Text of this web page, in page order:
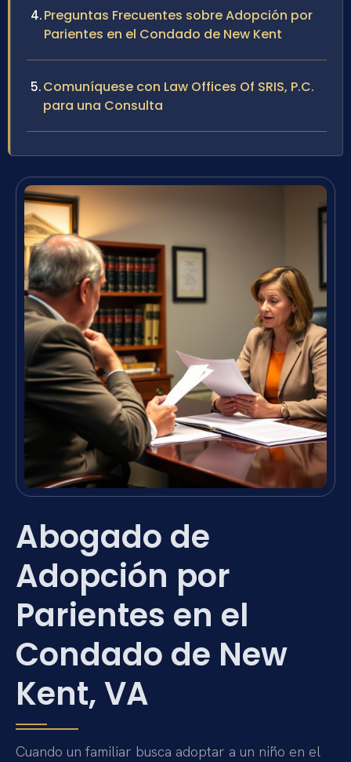
Preguntas Frecuentes sobre Adopción por
Parientes en el Condado de New Kent
Comuníquese con Law Offices Of SRIS, P.C.
para una Consulta
Abogado de
Adopción por
Parientes en el
Condado de New
Kent, VA
Cuando un familiar busca adoptar a un niño en el